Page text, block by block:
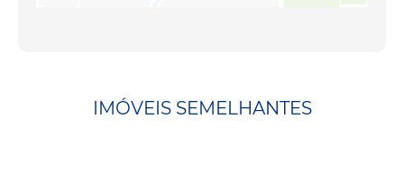
IMÓVEIS SEMELHANTES